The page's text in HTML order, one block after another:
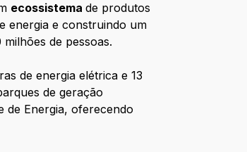
ecossistemade produtos
energia e construindo um
de pessoas.
de energia elétrica e 13
de geração
de Energia, oferecendo